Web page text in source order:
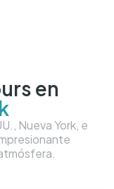
en
Nueva York, e